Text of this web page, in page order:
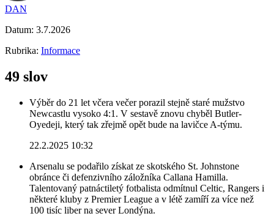
DAN
Datum: 3.7.2026
Rubrika: Informace
49 slov
Výběr do 21 let včera večer porazil stejně staré mužstvo
Newcastlu vysoko 4:1. V sestavě znovu chyběl Butler-
Oyedeji, který tak zřejmě opět bude na lavičce A-týmu.
22.2.2025 10:32
Arsenalu se podařilo získat ze skotského St. Johnstone
obránce či defenzivního záložníka Callana Hamilla.
Talentovaný patnáctiletý fotbalista odmítnul Celtic, Rangers i
některé kluby z Premier League a v létě zamíří za více než
100 tisíc liber na sever Londýna.